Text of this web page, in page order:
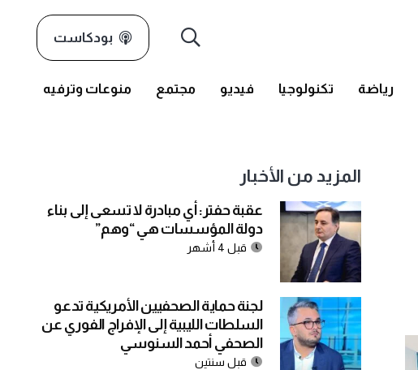
بودكاست
رياضة تكنولوجيا فيديو مجتمع منوعات وترفيه
المزيد من الأخبار
عقبة حفتر: أي مبادرة لا تسعى إلى بناء
دولة المؤسسات هي “وهم”
قبل 4 أشهر
لجنة حماية الصحفيين الأمريكية تدعو
السلطات الليبية إلى الإفراج الفوري عن
الصحفي أحمد السنوسي
قبل سنتين